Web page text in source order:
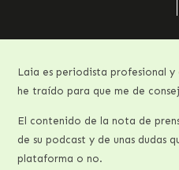
Laia es periodista profesional
he traído para que me de
El contenido de la nota de
de su podcast y de unas dudas
plataforma o no.